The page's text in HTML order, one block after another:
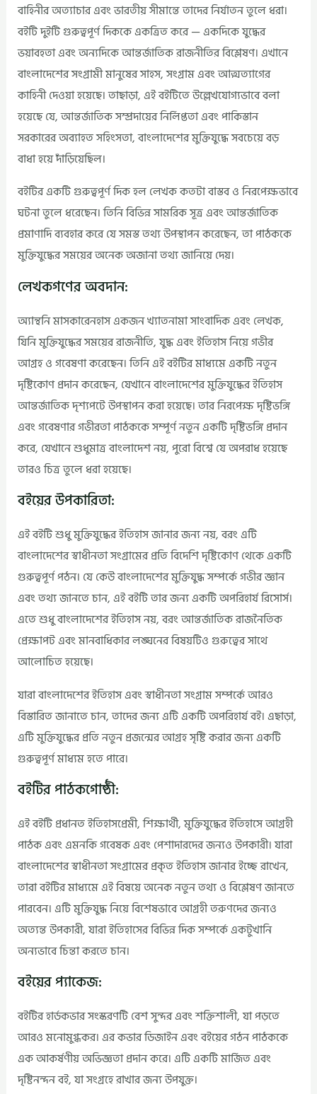
বাহিনীর অত্যাচার এবং ভারতীয় সীমান্তে তাদের নির্যাতন তুলে ধরা।
বইটি দুইটি গুরুত্বপূর্ণ দিককে একত্রিত করে — একদিকে যুদ্ধের
ভয়াবহতা এবং অন্যদিকে আন্তর্জাতিক রাজনীতির বিশ্লেষণ। এখানে
বাংলাদেশের সংগ্রামী মানুষের সাহস, সংগ্রাম এবং আত্মত্যাগের
কাহিনী দেওয়া হয়েছে। তাছাড়া, এই বইটিতে উল্লেখযোগ্যভাবে বলা
হয়েছে যে, আন্তর্জাতিক সম্প্রদায়ের নির্লিপ্ততা এবং পাকিস্তান
সরকারের অব্যাহত সহিংসতা, বাংলাদেশের মুক্তিযুদ্ধে সবচেয়ে বড়
বাধা হয়ে দাঁড়িয়েছিল।
বইটির একটি গুরুত্বপূর্ণ দিক হল লেখক কতটা বাস্তব ও নিরপেক্ষভাবে
ঘটনা তুলে ধরেছেন। তিনি বিভিন্ন সামরিক সূত্র এবং আন্তর্জাতিক
প্রমাণাদি ব্যবহার করে যে সমস্ত তথ্য উপস্থাপন করেছেন, তা পাঠককে
মুক্তিযুদ্ধের সময়ের অনেক অজানা তথ্য জানিয়ে দেয়।
লেখকগণের অবদান:
অ্যান্থনি মাসকারেনহাস একজন খ্যাতনামা সাংবাদিক এবং লেখক,
যিনি মুক্তিযুদ্ধের সময়ের রাজনীতি, যুদ্ধ এবং ইতিহাস নিয়ে গভীর
আগ্রহ ও গবেষণা করেছেন। তিনি এই বইটির মাধ্যমে একটি নতুন
দৃষ্টিকোণ প্রদান করেছেন, যেখানে বাংলাদেশের মুক্তিযুদ্ধের ইতিহাস
আন্তর্জাতিক দৃশ্যপটে উপস্থাপন করা হয়েছে। তার নিরপেক্ষ দৃষ্টিভঙ্গি
এবং গবেষণার গভীরতা পাঠককে সম্পূর্ণ নতুন একটি দৃষ্টিভঙ্গি প্রদান
করে, যেখানে শুধুমাত্র বাংলাদেশ নয়, পুরো বিশ্বে যে অপরাধ হয়েছে
তারও চিত্র তুলে ধরা হয়েছে।
বইয়ের উপকারিতা:
এই বইটি শুধু মুক্তিযুদ্ধের ইতিহাস জানার জন্য নয়, বরং এটি
বাংলাদেশের স্বাধীনতা সংগ্রামের প্রতি বিদেশি দৃষ্টিকোণ থেকে একটি
গুরুত্বপূর্ণ পঠন। যে কেউ বাংলাদেশের মুক্তিযুদ্ধ সম্পর্কে গভীর জ্ঞান
এবং তথ্য জানতে চান, এই বইটি তার জন্য একটি অপরিহার্য রিসোর্স।
এতে শুধু বাংলাদেশের ইতিহাস নয়, বরং আন্তর্জাতিক রাজনৈতিক
প্রেক্ষাপট এবং মানবাধিকার লঙ্ঘনের বিষয়টিও গুরুত্বের সাথে
আলোচিত হয়েছে।
যারা বাংলাদেশের ইতিহাস এবং স্বাধীনতা সংগ্রাম সম্পর্কে আরও
বিস্তারিত জানাতে চান, তাদের জন্য এটি একটি অপরিহার্য বই। এছাড়া,
এটি মুক্তিযুদ্ধের প্রতি নতুন প্রজন্মের আগ্রহ সৃষ্টি করার জন্য একটি
গুরুত্বপূর্ণ মাধ্যম হতে পারে।
বইটির পাঠকগোষ্ঠী:
এই বইটি প্রধানত ইতিহাসপ্রেমী, শিক্ষার্থী, মুক্তিযুদ্ধের ইতিহাসে আগ্রহী
পাঠক এবং এমনকি গবেষক এবং পেশাদারদের জন্যও উপকারী। যারা
বাংলাদেশের স্বাধীনতা সংগ্রামের প্রকৃত ইতিহাস জানার ইচ্ছে রাখেন,
তারা বইটির মাধ্যমে এই বিষয়ে অনেক নতুন তথ্য ও বিশ্লেষণ জানতে
পারবেন। এটি মুক্তিযুদ্ধ নিয়ে বিশেষভাবে আগ্রহী তরুণদের জন্যও
অত্যন্ত উপকারী, যারা ইতিহাসের বিভিন্ন দিক সম্পর্কে একটুখানি
অন্যভাবে চিন্তা করতে চান।
বইয়ের প্যাকেজ:
বইটির হার্ডকভার সংস্করণটি বেশ সুন্দর এবং শক্তিশালী, যা পড়তে
আরও মনোমুগ্ধকর। এর কভার ডিজাইন এবং বইয়ের গঠন পাঠককে
এক আকর্ষণীয় অভিজ্ঞতা প্রদান করে। এটি একটি মার্জিত এবং
দৃষ্টিনন্দন বই, যা সংগ্রহে রাখার জন্য উপযুক্ত।